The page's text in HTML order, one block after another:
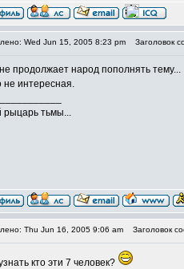
Wed Jun 15, 2005 8:23 pm Заголовок
продолжает народ пополнять тему...
не интересная.
рыцарь тьмы...
Thu Jun 16, 2005 9:06 am Заголовок
кто эти 7 человек?